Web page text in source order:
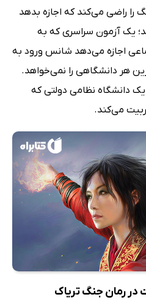
را راضی می‌کند که اجازه بدهد
یک آزمون سراسری که به
اجازه می‌دهد شانس ورود به
هر دانشگاهی را نمی‌خواهد.
دانشگاه نظامی دولتی که
تربیت می‌کند.
در رمان جنگ تریاک